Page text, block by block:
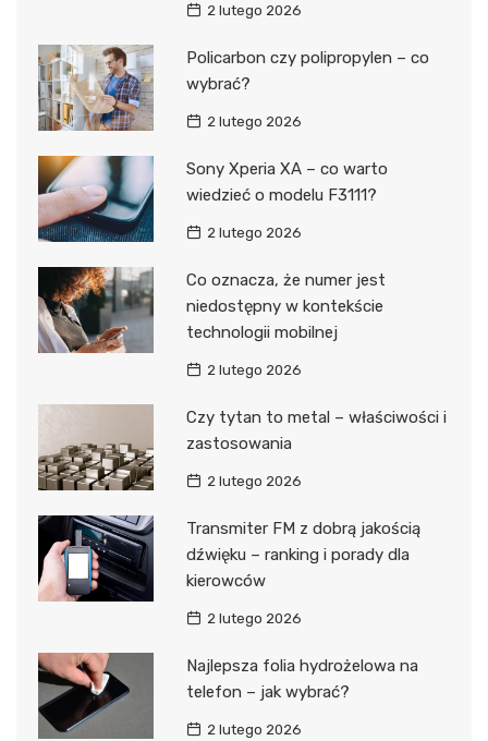
2 lutego 2026
Policarbon czy polipropylen – co
wybrać?
2 lutego 2026
Sony Xperia XA – co warto
wiedzieć o modelu F3111?
2 lutego 2026
Co oznacza, że numer jest
niedostępny w kontekście
technologii mobilnej
2 lutego 2026
Czy tytan to metal – właściwości i
zastosowania
2 lutego 2026
Transmiter FM z dobrą jakością
dźwięku – ranking i porady dla
kierowców
2 lutego 2026
Najlepsza folia hydrożelowa na
telefon – jak wybrać?
2 lutego 2026